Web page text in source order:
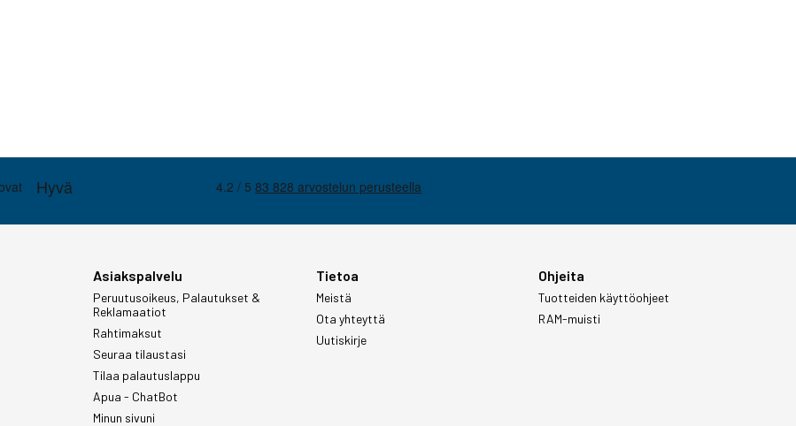
Asiakspalvelu
Peruutusoikeus, Palautukset &
Reklamaatiot
Rahtimaksut
Seuraa tilaustasi
Tilaa palautuslappu
Apua - ChatBot
Minun sivuni
Tietoa
Meistä
Ota yhteyttä
Uutiskirje
Ohjeita
Tuotteiden käyttöohjeet
RAM-muisti